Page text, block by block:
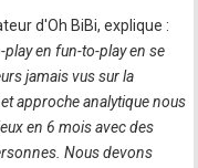
d'Oh BiBi, explique :
en fun-to-play en se
jamais vus sur la
approche analytique nous
en 6 mois avec des
Nous devons